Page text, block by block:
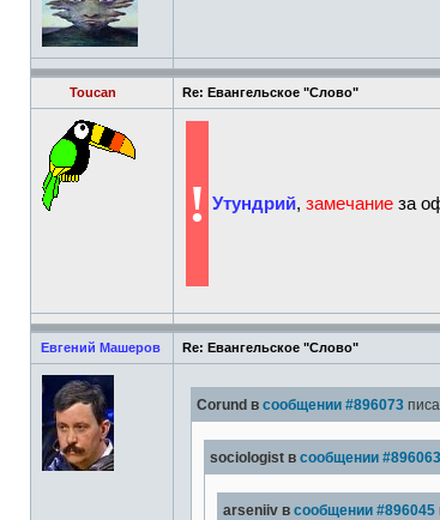
Toucan Re: Евангельское "Слово"
! Утундрий, замечание за
Евгений Машеров Re: Евангельское "Слово"
Corund в сообщении #896073
sociologist в сообщении #896063
arseniiv в сообщении #896045